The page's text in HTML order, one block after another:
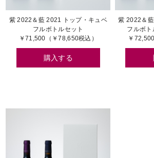
紫 2022＆藍 2021 トップ・キュベ
フルボトルセット
￥71,500（￥78,650税込）
購入する
紫 2022＆
フルボト
￥